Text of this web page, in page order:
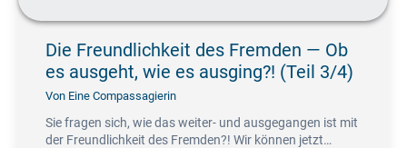
Die Freundlichkeit des Fremden — Ob
es ausgeht, wie es ausging?! (Teil 3/4)
Von Eine Compassagierin
Sie fragen sich, wie das weiter- und ausgegangen ist mit
der Freundlichkeit des Fremden?! Wir können jetzt…